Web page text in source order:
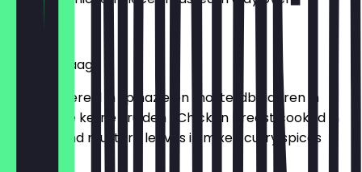
Chicken Saag
-Kipfilet bereid in spinazie en mosterdbladeren in
gemengde kerrie kruiden -Chicken breast cooked in
spinach and mustard leaves in mixed curry spices